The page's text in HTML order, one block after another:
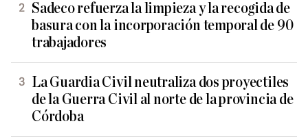
Sadeco refuerza la limpieza y la recogida de
basura con la incorporación temporal de 90
trabajadores
La Guardia Civil neutraliza dos proyectiles
de la Guerra Civil al norte de la provincia de
Córdoba